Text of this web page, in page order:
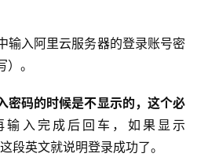
输入阿里云服务器的登录账号密
。
密码的时候是不显示的，这个必
输入完成后回车，如果显示
英文就说明登录成功了。